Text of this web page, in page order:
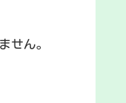
せん。